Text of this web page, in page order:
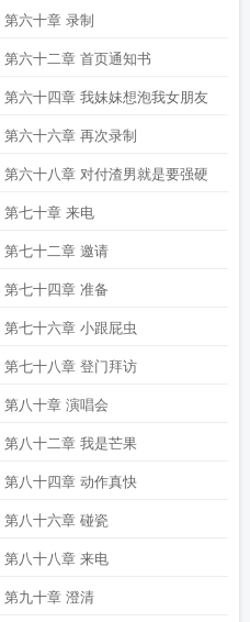
第六十章 录制
第六十二章 首页通知书
第六十四章 我妹妹想泡我女朋友
第六十六章 再次录制
第六十八章 对付渣男就是要强硬
第七十章 来电
第七十二章 邀请
第七十四章 准备
第七十六章 小跟屁虫
第七十八章 登门拜访
第八十章 演唱会
第八十二章 我是芒果
第八十四章 动作真快
第八十六章 碰瓷
第八十八章 来电
第九十章 澄清